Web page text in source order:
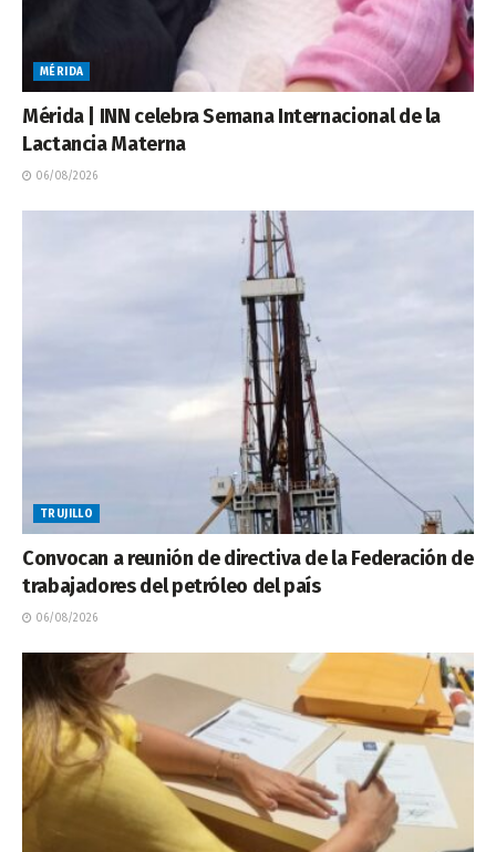
MÉRIDA
Mérida | INN celebra Semana Internacional de la
Lactancia Materna
06/08/2026
TRUJILLO
Convocan a reunión de directiva de la Federación de
trabajadores del petróleo del país
06/08/2026